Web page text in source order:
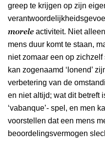
greep te krijgen op zijn
morele activiteit. Niet
mens duur komt te staan,
niet zomaar een op
kan zogenaamd ‘lonend’
verbetering van de
en niet altijd; wat dit betreft
‘vabanque’- spel, en men
voorstellen dat een mens
beoordelingsvermogen